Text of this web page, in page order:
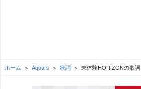
ホーム Aqours 歌詞 未体験HORIZONの歌詞